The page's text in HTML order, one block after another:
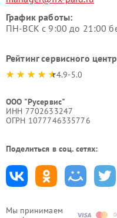
Мы принимаем
График работы:
ПН-ВСК с 9:00 до 21:00
Рейтинг сервисного
4.9-5.0
ООО "Русервис"
ИНН 7702633247
ОГРН 1077746335776
Поделиться в соц. сетях: